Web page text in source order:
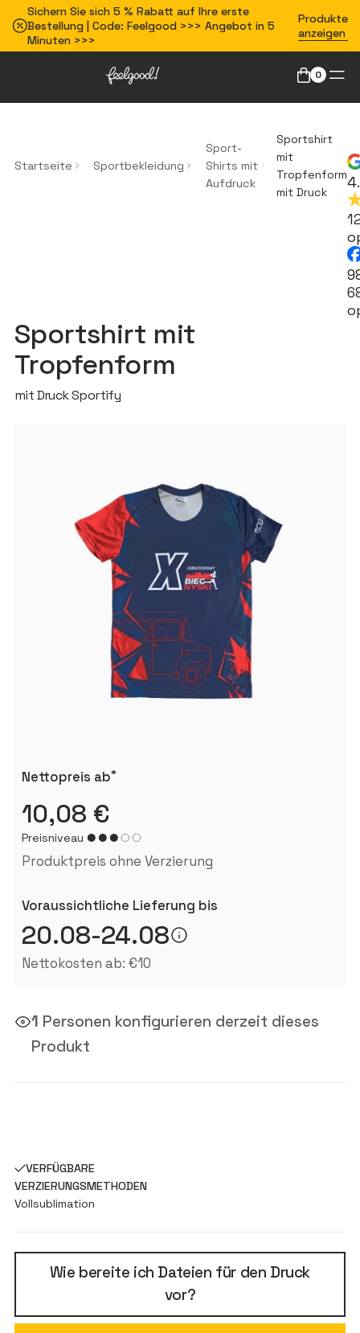
Sichern Sie sich 5 % Rabatt auf Ihre erste
Bestellung | Code: Feelgood >>> Angebot in 5
Minuten >>>
Produkte
anzeigen
0
Startseite Sportbekleidung
Sport-
Shirts mit
Aufdruck
Sportshirt
mit
Tropfenform
mit Druck
Sportshirt mit
Tropfenform
mit Druck Sportify
Nettopreis ab*
10,08 €
Preisniveau
Produktpreis ohne Verzierung
Voraussichtliche Lieferung bis
20.08-24.08
Nettokosten ab: €10
1 Personen konfigurieren derzeit dieses
Produkt
VERFÜGBARE
VERZIERUNGSMETHODEN
Vollsublimation
Wie bereite ich Dateien für den Druck
vor?